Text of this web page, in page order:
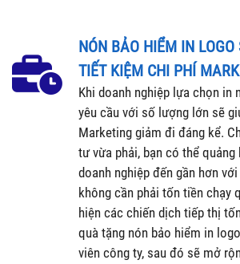
NÓN BẢO HIỂM IN LOGO
TIẾT KIỆM CHI PHÍ
Khi doanh nghiệp lựa chọn in
yêu cầu với số lượng lớn sẽ
Marketing giảm đi đáng kể.
tư vừa phải, bạn có thể
doanh nghiệp đến gần hơn
không cần phải tốn tiền chạy
hiện các chiến dịch tiếp thị
quà tặng nón bảo hiểm in
viên công ty, sau đó sẽ mở